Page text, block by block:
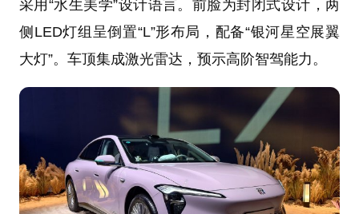
采用“水生美学”设计语言。前脸为封闭式设计，两
侧LED灯组呈倒置“L”形布局，配备“银河星空展翼
大灯”。车顶集成激光雷达，预示高阶智驾能力。